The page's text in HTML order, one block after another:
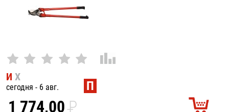
И Х
сегодня - 6 авг. П
1 774,00P